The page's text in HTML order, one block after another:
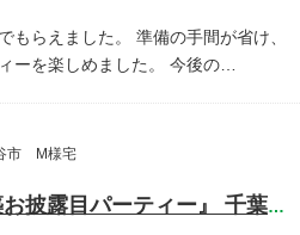
もらえました。
準備の手間が省け、
ーを楽しめました。
今後の…
市 M様宅
開催しました! 『新築お披露目パーティー』 千葉県鎌ヶ谷市 M様宅